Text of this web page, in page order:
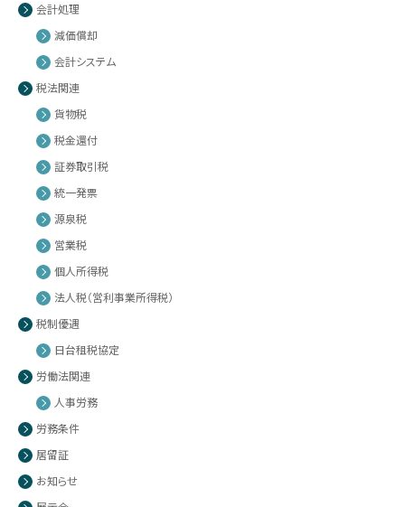
会計処理
減価償却
会計システム
税法関連
貨物税
税金還付
証券取引税
統一発票
源泉税
営業税
個人所得税
法人税（営利事業所得税）
税制優遇
日台租税協定
労働法関連
人事労務
労務条件
居留証
お知らせ